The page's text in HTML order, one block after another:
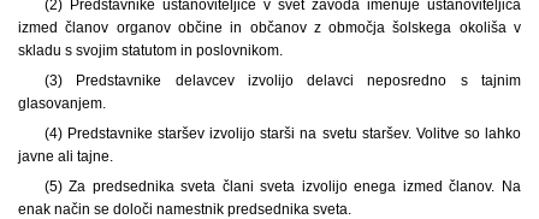
(2) Predstavnike ustanoviteljice v svet zavoda imenuje ustanoviteljica
izmed članov organov občine in občanov z območja šolskega okoliša v
skladu s svojim statutom in poslovnikom.
(3) Predstavnike delavcev izvolijo delavci neposredno s tajnim
glasovanjem.
(4) Predstavnike staršev izvolijo starši na svetu staršev. Volitve so lahko
javne ali tajne.
(5) Za predsednika sveta člani sveta izvolijo enega izmed članov. Na
enak način se določi namestnik predsednika sveta.